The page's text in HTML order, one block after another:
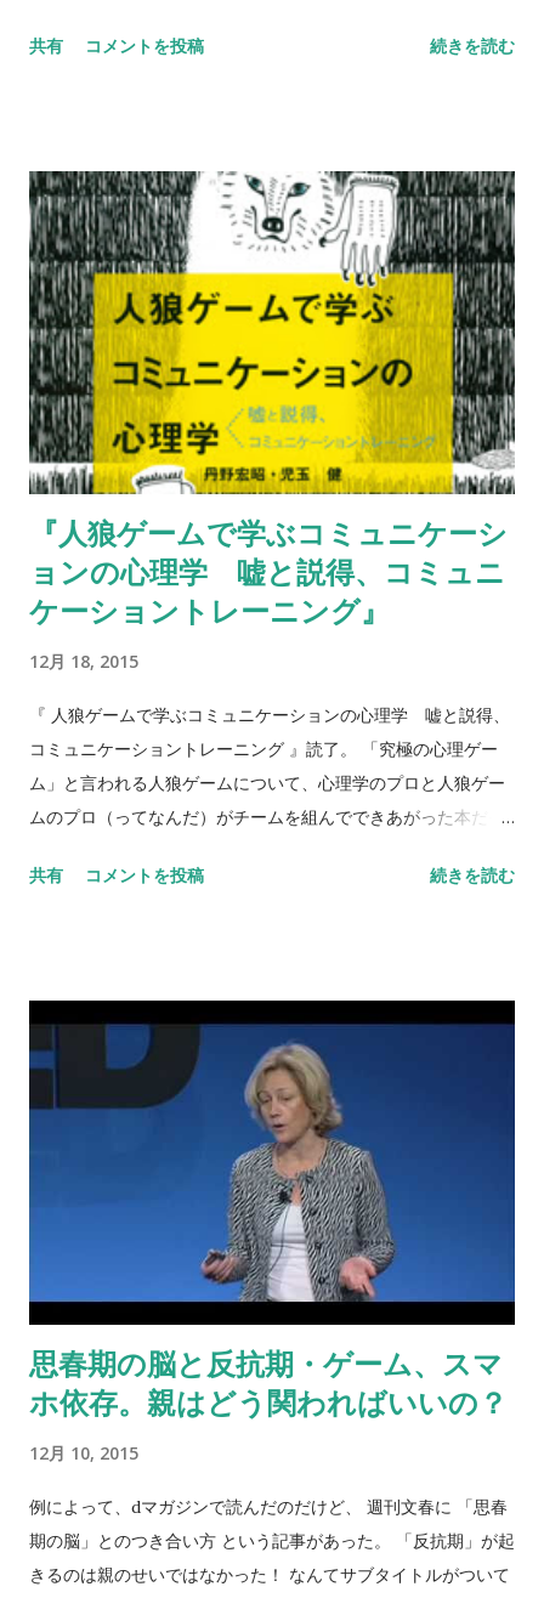
あ鶏には思考や感情はないのか、値段の問題だったら牛肉だっ
うな。 あとサフィナさんの言い方だと、「動物が感情や愛情を
もっているのは、見れば分かるでしょう。人間と同じでし...
始めることができた。 キーボードとマウスをつないで、HDMI
にかラズパイでYoutubeを観ていた。 マインクラフトは、パイ
エディションという機能限定の軽いものみたいで、ゾンビなど
が出てこないのがちょっと物足りないようだ。 ためしにやって
みると、箱庭みたいでなかなか面白いではないですか。 その
うちプログラムなども覚えると、自由に建物や地形を作れて面
白くなりそうだ。 あれこれ調べて、パッチを当てたらちょっと
だけサバイバルモードっぽくなった。 はい、子どもより親の方
がはまっています。 子どもにプログラミングを学ばせる真の意
義 | 最新の週刊東洋経済 | 東洋経済オンライン | 新世代リーダー
のためのビジネスサイト を読むと、習い事としてプログラミン
グを始める子どもも増えてきているのだそうだ。 「子ども向け
プログラミング教育」のいま─Minecraftが拓く新たな「学び」
の可能性：一般記事｜gihyo.jp … 技術評論社 この記事には次の
を教えるべき」，と考えられるようになったのでしょうか。そ
ことではなく，むしろプログラミングを通じて，「思考のやり
共有 コメントを投稿 続きを読む
『人狼ゲームで学ぶコミュニケーシ
ョンの心理学 嘘と説得、コミュニ
ケーショントレーニング』
12月 18, 2015
『 人狼ゲームで学ぶコミュニケーションの心理学 嘘と説得、
コミュニケーショントレーニング 』読了。 「究極の心理ゲー
ム」と言われる人狼ゲームについて、心理学のプロと人狼ゲー
ムのプロ（ってなんだ）がチームを組んでできあがった本だそ
共有 コメントを投稿 続きを読む
思春期の脳と反抗期・ゲーム、スマ
ホ依存。親はどう関わればいいの？
12月 10, 2015
例によって、dマガジンで読んだのだけど、 週刊文春に 「思春
期の脳」とのつき合い方 という記事があった。 「反抗期」が起
きるのは親のせいではなかった！ なんてサブタイトルがついて